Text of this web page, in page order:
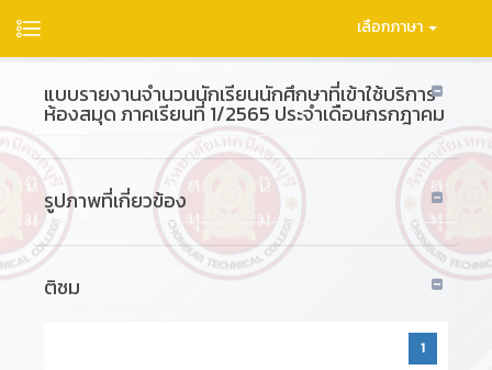
เลือกภาษา
แบบรายงานจำนวนนักเรียนนักศึกษาที่เข้าใช้บริการ
ห้องสมุด ภาคเรียนที่ 1/2565 ประจำเดือนกรกฎาคม
รูปภาพที่เกี่ยวข้อง
ติชม
1